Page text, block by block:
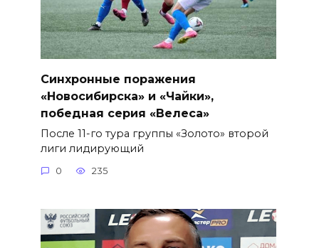
Синхронные поражения
«Новосибирска» и «Чайки»,
победная серия «Велеса»
После 11-го тура группы «Золото» второй
лиги лидирующий
0 235